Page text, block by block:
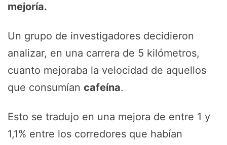
mejoría.
Un grupo de investigadores decidieron
analizar, en una carrera de 5 kilómetros,
cuanto mejoraba la velocidad de aquellos
que consumían cafeína.
Esto se tradujo en una mejora de entre 1 y
1,1% entre los corredores que habían